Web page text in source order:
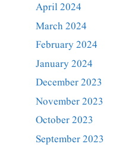
April 2024
March 2024
February 2024
January 2024
December 2023
November 2023
October 2023
September 2023